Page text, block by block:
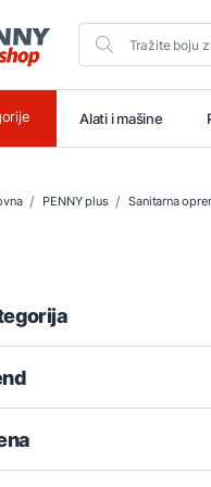
Alati i mašine
PENNY plus Sanitarna